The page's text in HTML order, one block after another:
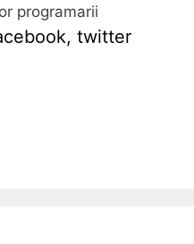
programarii
twitter